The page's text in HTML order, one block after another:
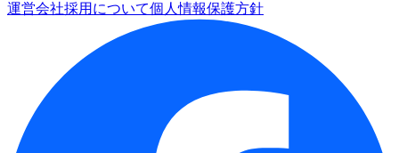
運営会社採用について個人情報保護方針